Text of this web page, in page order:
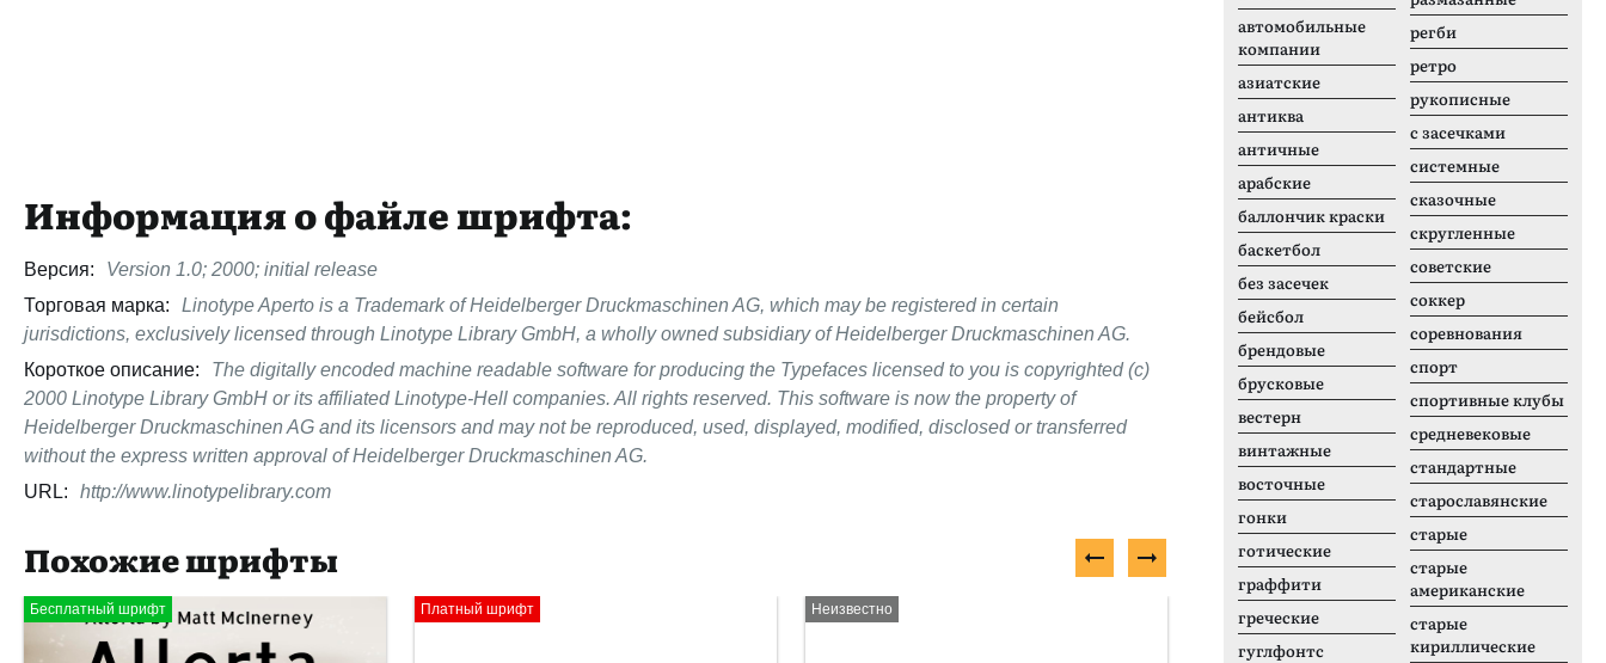
Информация о файле шрифта:
Версия:
Version 1.0; 2000; initial release
Торговая марка:
Linotype Aperto is a Trademark of Heidelberger Druckmaschinen AG, which may be registered in certain
jurisdictions, exclusively licensed through Linotype Library GmbH, a wholly owned subsidiary of Heidelberger Druckmaschinen AG.
Короткое описание:
The digitally encoded machine readable software for producing the Typefaces licensed to you is copyrighted (c)
2000 Linotype Library GmbH or its affiliated Linotype-Hell companies. All rights reserved. This software is now the property of
Heidelberger Druckmaschinen AG and its licensors and may not be reproduced, used, displayed, modified, disclosed or transferred
without the express written approval of Heidelberger Druckmaschinen AG.
URL:
http://www.linotypelibrary.com
Похожие шрифты
Бесплатный шрифт Платный шрифт Неизвестно
автомобильные
компании
азиатские
антиква
античные
арабские
баллончик краски
баскетбол
без засечек
бейсбол
брендовые
брусковые
вестерн
винтажные
восточные
гонки
готические
граффити
греческие
гуглфонтс
регби
ретро
рукописные
с засечками
системные
сказочные
скругленные
советские
соккер
соревнования
спорт
спортивные клубы
средневековые
стандартные
старославянские
старые
старые
американские
старые
кириллические